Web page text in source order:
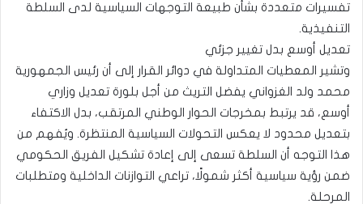
تفسيرات متعددة بشأن طبيعة التوجهات السياسية لدى السلطة
التنفيذية.
تعديل أوسع بدل تغيير جزئي
وتشير المعطيات المتداولة في دوائر القرار إلى أن رئيس الجمهورية
محمد ولد الغزواني يفضل التريث من أجل بلورة تعديل وزاري
أوسع، قد يرتبط بمخرجات الحوار الوطني المرتقب، بدل الاكتفاء
بتعديل محدود لا يعكس التحولات السياسية المنتظرة. ويُفهم من
هذا التوجه أن السلطة تسعى إلى إعادة تشكيل الفريق الحكومي
ضمن رؤية سياسية أكثر شمولًا، تراعي التوازنات الداخلية ومتطلبات
المرحلة.